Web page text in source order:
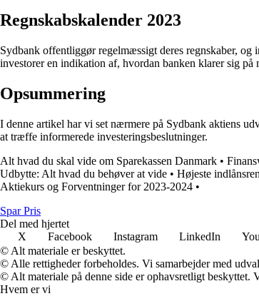
Regnskabskalender 2023
Sydbank offentliggør regelmæssigt deres regnskaber,
investorer en indikation af, hvordan banken klarer sig på
Opsummering
I denne artikel har vi set nærmere på Sydbank aktiens
at træffe informerede investeringsbeslutninger.
Alt hvad du skal vide om Sparekassen Danmark •
Udbytte: Alt hvad du behøver at vide • Højeste
Aktiekurs og Forventninger for 2023-2024 •
Spar Pris
Del med hjertet
X
Facebook Instagram LinkedIn
© Alt materiale er beskyttet.
© Alle rettigheder forbeholdes. Vi samarbejder med
© Alt materiale på denne side er ophavsretligt
Hvem er vi